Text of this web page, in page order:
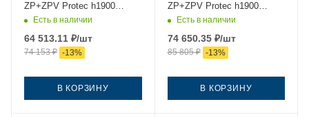
ZP+ZPV Protec h1900
145*100 03 01 145х100
профиль золото без
поддона
Есть в наличии
64 513.11 ₽/шт
74 153₽ -13%
В КОРЗИНУ
ZP+ZPV Protec h1900
145*100 02М 02 145х100
черный без поддона
Есть в наличии
74 650.35₽/шт
85 805₽ -13%
В КОРЗИНУ